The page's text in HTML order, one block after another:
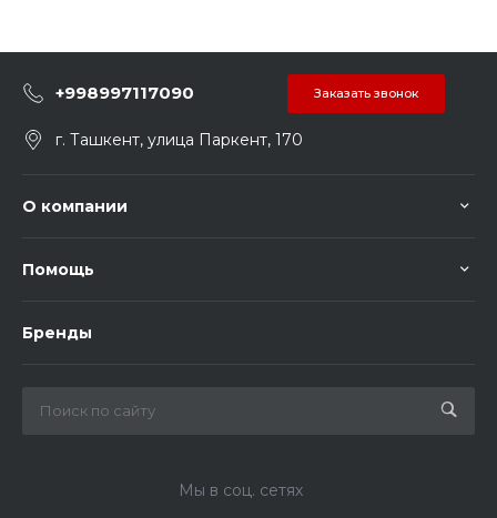
+998997117090 Заказать звонок
г. Ташкент, улица Паркент, 170
О компании
Помощь
Бренды
Мы в соц. сетях